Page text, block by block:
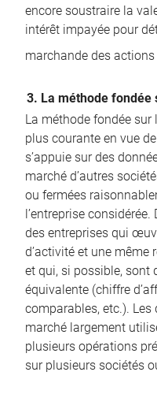
encore soustraire la
intérêt impayée pour
marchande des
3. La méthode fondée
La méthode fondée sur
plus courante en vue
s’appuie sur des
marché d’autres
ou fermées
l’entreprise
des entreprises qui
d’activité et une même
et qui, si possible, sont
équivalente (chiffre
comparables, etc.).
marché largement
plusieurs opérations
sur plusieurs sociétés